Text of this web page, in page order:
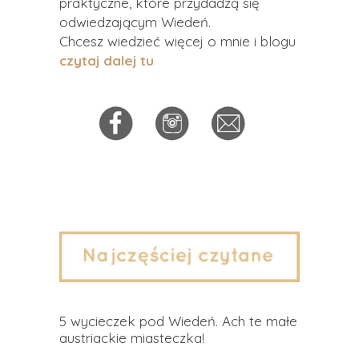
odwiedzającym Wiedeń.
Chcesz wiedzieć więcej o mnie i blogu
czytaj dalej tu
5 wycieczek pod Wiedeń. Ach te małe
austriackie miasteczka!